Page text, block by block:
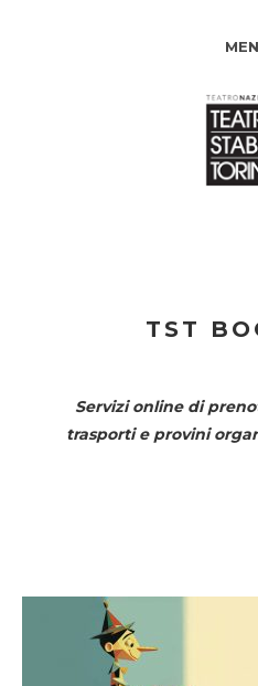
TST
Servizi online di
trasporti e provini